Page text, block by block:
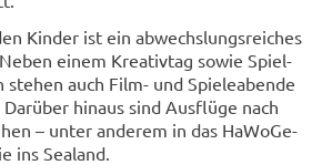
Kinder ist ein abwechslungsreiches
einem Kreativtag sowie Spiel-
auch Film- und Spieleabende
hinaus sind Ausflüge nach
– unter anderem in das HaWoGe-
ins Sealand.